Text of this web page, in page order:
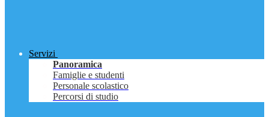
Servizi
Panoramica
Famiglie e studenti
Personale scolastico
Percorsi di studio